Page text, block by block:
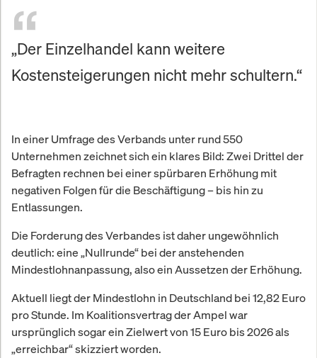
„Der Einzelhandel kann weitere
Kostensteigerungen nicht mehr schultern.“
In einer Umfrage des Verbands unter rund 550
Unternehmen zeichnet sich ein klares Bild: Zwei Drittel der
Befragten rechnen bei einer spürbaren Erhöhung mit
negativen Folgen für die Beschäftigung – bis hin zu
Entlassungen.
Die Forderung des Verbandes ist daher ungewöhnlich
deutlich: eine „Nullrunde“ bei der anstehenden
Mindestlohnanpassung, also ein Aussetzen der Erhöhung.
Aktuell liegt der Mindestlohn in Deutschland bei 12,82 Euro
pro Stunde. Im Koalitionsvertrag der Ampel war
ursprünglich sogar ein Zielwert von 15 Euro bis 2026 als
„erreichbar“ skizziert worden.